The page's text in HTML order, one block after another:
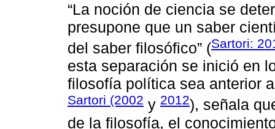
“La noción de ciencia se
presupone que un saber
del saber filosófico” (Sartori:
esta separación se inició en
filosofía política sea anterior
Sartori (2002 y 2012), señala
de la filosofía, el